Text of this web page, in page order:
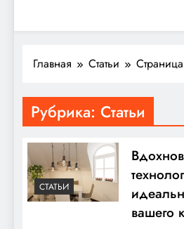
Главная Статьи
Рубрика: Статьи
СТАТЬИ
вашего